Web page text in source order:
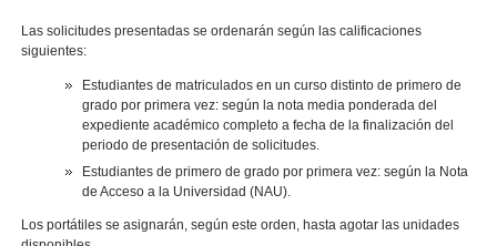
Las solicitudes presentadas se ordenarán según las calificaciones
siguientes:
Estudiantes de matriculados en un curso distinto de primero de
grado por primera vez: según la nota media ponderada del
expediente académico completo a fecha de la finalización del
periodo de presentación de solicitudes.
Estudiantes de primero de grado por primera vez: según la Nota
de Acceso a la Universidad (NAU).
Los portátiles se asignarán, según este orden, hasta agotar las unidades